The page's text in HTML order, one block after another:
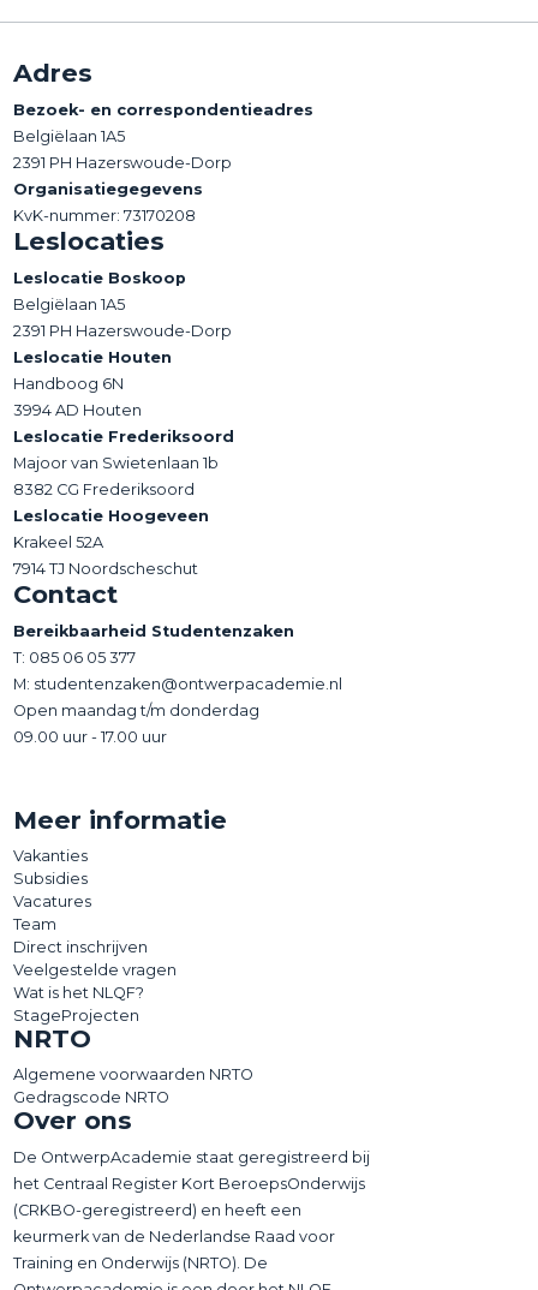
Adres
Bezoek- en correspondentieadres
Belgiëlaan 1A5
2391 PH Hazerswoude-Dorp
Organisatiegegevens
KvK-nummer: 73170208
Leslocaties
Leslocatie Boskoop
Belgiëlaan 1A5
2391 PH Hazerswoude-Dorp
Leslocatie Houten
Handboog 6N
3994 AD Houten
Leslocatie Frederiksoord
Majoor van Swietenlaan 1b
8382 CG Frederiksoord
Leslocatie Hoogeveen
Krakeel 52A
7914 TJ Noordscheschut
Contact
Bereikbaarheid Studentenzaken
T: 085 06 05 377
M: studentenzaken@ontwerpacademie.nl
Open maandag t/m donderdag
09.00 uur - 17.00 uur
Meer informatie
Vakanties
Subsidies
Vacatures
Team
Direct inschrijven
Veelgestelde vragen
Wat is het NLQF?
StageProjecten
NRTO
Algemene voorwaarden NRTO
Gedragscode NRTO
Over ons
De OntwerpAcademie staat geregistreerd bij
het Centraal Register Kort BeroepsOnderwijs
(CRKBO-geregistreerd) en heeft een
keurmerk van de Nederlandse Raad voor
Training en Onderwijs (NRTO). De